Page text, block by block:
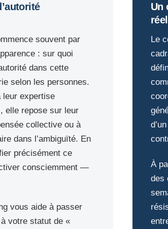
souvent par
: sur quoi
dans cette
selon les personnes.
leur expertise
elle repose sur leur
collective ou à
dans l’ambiguïté. En
précisément ce
consciemment —
vous aide à passer
votre statut de «
Un
Le
À
des